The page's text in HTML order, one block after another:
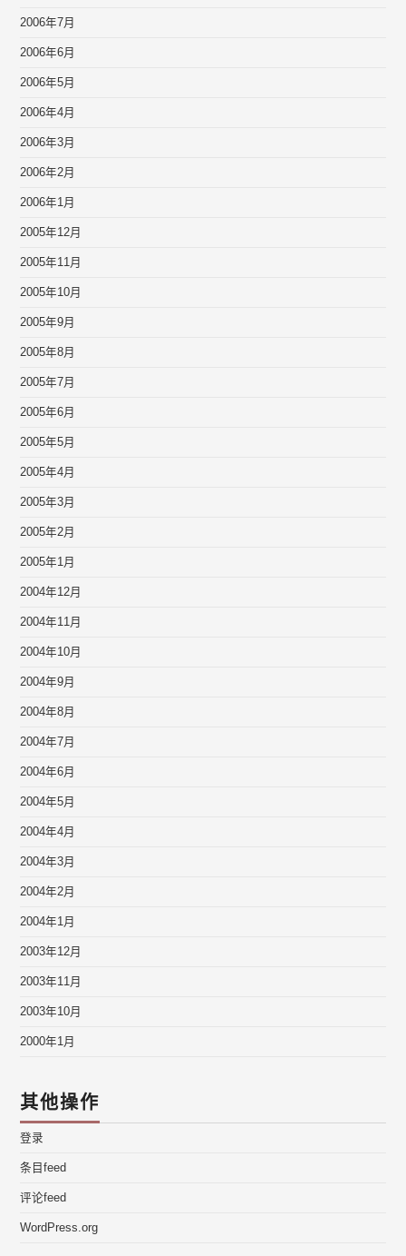
2006年7月
2006年6月
2006年5月
2006年4月
2006年3月
2006年2月
2006年1月
2005年12月
2005年11月
2005年10月
2005年9月
2005年8月
2005年7月
2005年6月
2005年5月
2005年4月
2005年3月
2005年2月
2005年1月
2004年12月
2004年11月
2004年10月
2004年9月
2004年8月
2004年7月
2004年6月
2004年5月
2004年4月
2004年3月
2004年2月
2004年1月
2003年12月
2003年11月
2003年10月
2000年1月
其他操作
登录
条目feed
评论feed
WordPress.org